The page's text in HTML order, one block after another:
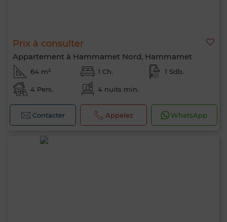
Prix à consulter
Appartement à Hammamet Nord, Hammamet
64 m² 1 Ch. 1 Sdb.
4 Pers. 4 nuits min.
Contacter Appelez WhatsApp